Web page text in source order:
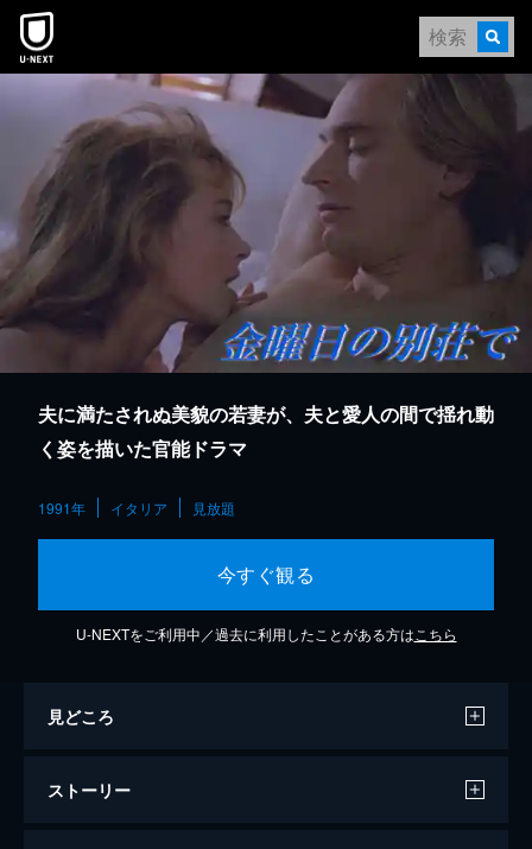
本文へスキップ
夫に満たされぬ美貌の若妻が、夫と愛人の間で揺れ動
く姿を描いた官能ドラマ
1991年 イタリア 見放題
今すぐ観る
U-NEXTをご利用中／過去に利用したことがある方は こちら
見どころ
ストーリー